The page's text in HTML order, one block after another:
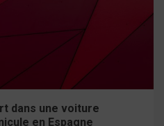
dans une voiture
en Espagne